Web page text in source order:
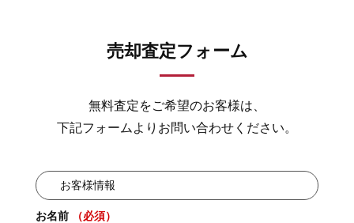
売却査定フォーム
無料査定をご希望のお客様は、
下記フォームよりお問い合わせください。
お客様情報
お名前
（必須）